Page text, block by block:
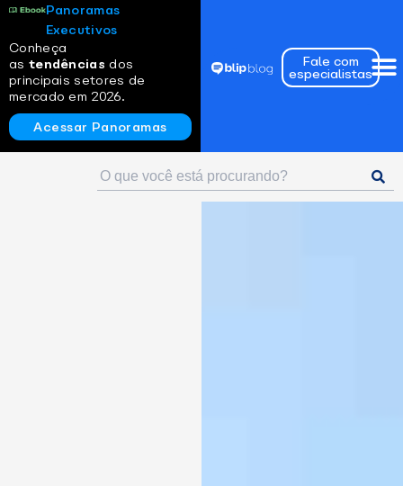
Panoramas
Executivos
Conheça
as tendências dos
principais setores de
mercado em 2026.
Acessar Panoramas
Fale com
especialistas